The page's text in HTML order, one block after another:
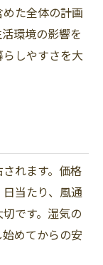
た全体の計画
環境の影響を
しやすさを大
れます。価格
当たり、風通
です。湿気の
めてからの安